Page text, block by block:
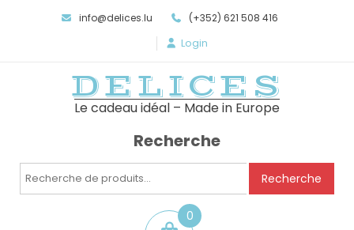
info@delices.lu (+352) 621 508 416
Login
DELICES
Le cadeau idéal – Made in Europe
Recherche
Recherche
Recherche
0